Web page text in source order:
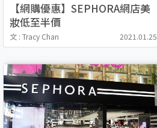
【網購優惠】SEPHORA網店美
妝低至半價
M.A.C/BENEFIT/CLINIQUE/N
ARS
文 : Tracy Chan 2021.01.25